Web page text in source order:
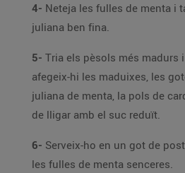
4- Neteja les fulles de menta i
juliana ben fina.
5- Tria els pèsols més madurs
afegeix-hi les maduixes, les
juliana de menta, la pols de carquinyolis i acaba-ho
de lligar amb el suc reduït.
6- Serveix-ho en un got de
les fulles de menta senceres.